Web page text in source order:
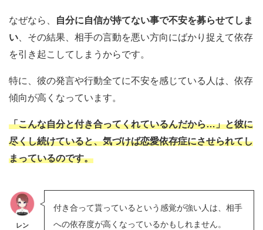
なぜなら、
自分に自信が持てない事で不安を募らせてしま
い 、その結果、相手の言動を悪い方向にばかり捉えて依存
を引き起こしてしまうからです。
特に、彼の発言や行動全てに不安を感じている人は、依存
傾向が高くなっています。
「こんな自分と付き合ってくれているんだから…」と彼に
尽くし続けていると、気づけば恋愛依存症にさせられてし
まっているのです。
レン
付き合って貰っているという感覚が強い人は、相手
への依存度が高くなっているかもしれません。